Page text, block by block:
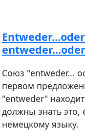
Союз "entweder...
первом
"entweder"
должны знать это,
немецкому языку.